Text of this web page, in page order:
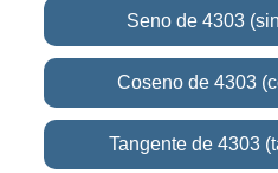
Seno de 4303
Coseno de 4303
Tangente de 4303